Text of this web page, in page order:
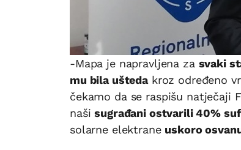
-Mapa je napravljena za svaki
mu bila uštedakroz određeno
čekamo da se raspišu natječaji
našisugrađani ostvarili 40%
solarne elektrane uskoro